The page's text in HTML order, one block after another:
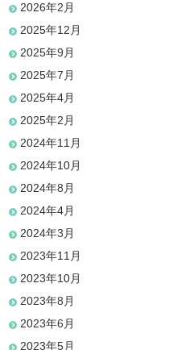
2026年2月
2025年12月
2025年9月
2025年7月
2025年4月
2025年2月
2024年11月
2024年10月
2024年8月
2024年4月
2024年3月
2023年11月
2023年10月
2023年8月
2023年6月
2023年5月